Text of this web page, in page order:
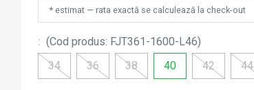
* estimat — rata exactă se calculează la check-out
: (Cod produs: FJT361-1600-L46)
34
36 38 40 42 44